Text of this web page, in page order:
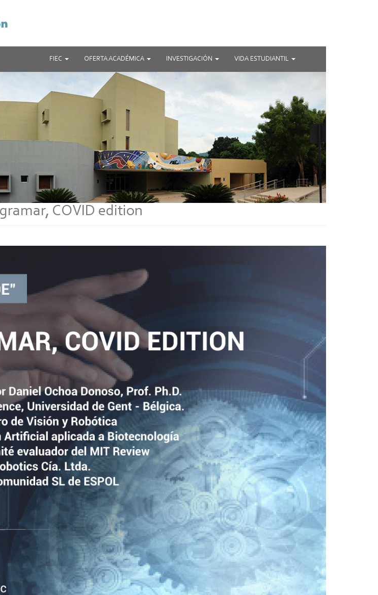
FIEC OFERTA ACADÉMICA INVESTIGACIÓN VIDA ESTUDIANTIL
COVID edition